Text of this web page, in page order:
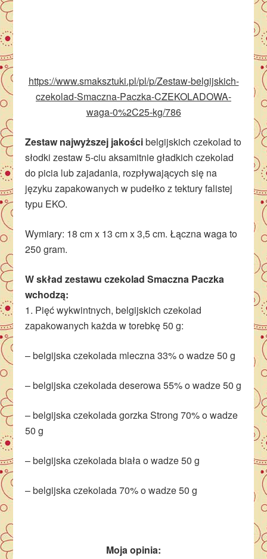
https://www.smaksztuki.pl/pl/p/Zestaw-belgijskich-
czekolad-Smaczna-Paczka-CZEKOLADOWA-
waga-0%2C25-kg/786
Zestaw najwyższej jakościbelgijskich czekolad to
słodki zestaw 5-ciu aksamitnie gładkich czekolad
do picia lub zajadania, rozpływających się na
języku zapakowanych w pudełko z tektury falistej
typu EKO.
Wymiary: 18 cm x 13 cm x 3,5 cm. Łączna waga to
250 gram.
W skład zestawu czekolad Smaczna Paczka
wchodzą:
1. Pięć wykwintnych, belgijskich czekolad
zapakowanych każda w torebkę 50 g:
– belgijska czekolada mleczna 33% o wadze 50 g
– belgijska czekolada deserowa 55% o wadze 50 g
– belgijska czekolada gorzka Strong 70% o wadze
50 g
– belgijska czekolada biała o wadze 50 g
– belgijska czekolada 70% o wadze 50 g
Moja opinia: